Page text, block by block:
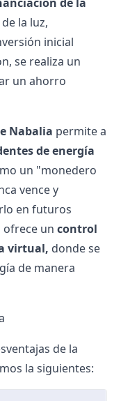
la luz,
inicial
se realiza un
un ahorro
Nabalia permite a
de energía
un "monedero
vence y
en futuros
ofrece un control
virtual, donde se
de manera
de la
la siguientes: